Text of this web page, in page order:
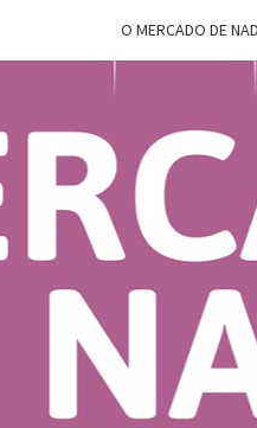
O MERCADO DE
Do